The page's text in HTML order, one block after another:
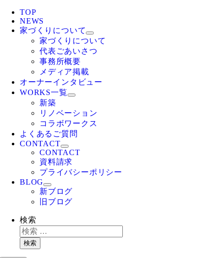
TOP
NEWS
家づくりについて
家づくりについて
代表ごあいさつ
事務所概要
メディア掲載
オーナーインタビュー
WORKS一覧
新築
リノベーション
コラボワークス
よくあるご質問
CONTACT
CONTACT
資料請求
プライバシーポリシー
BLOG
新ブログ
旧ブログ
検索
検索